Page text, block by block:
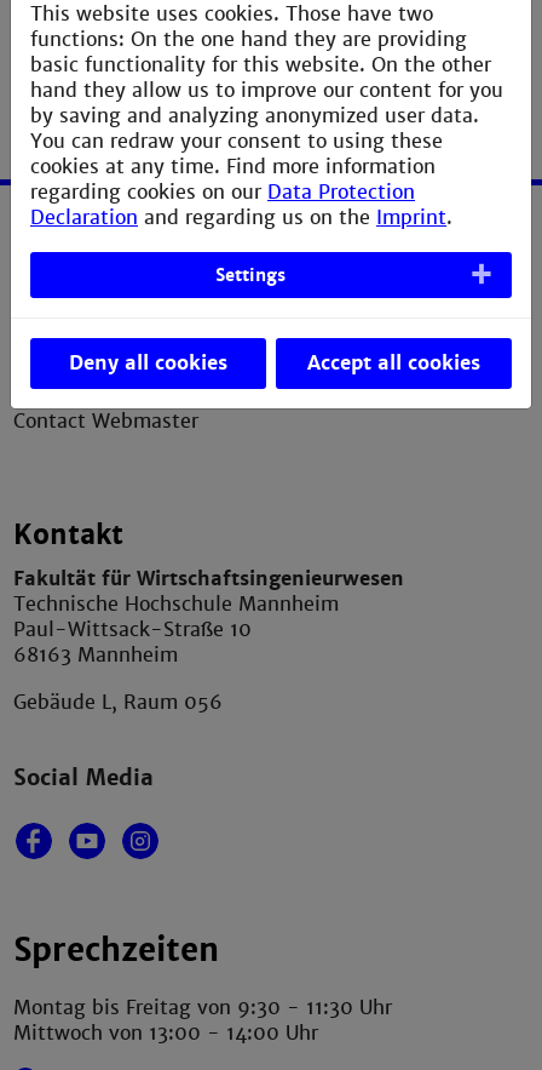
Imprint
Erklärung zur Barrierefreiheit
Datenschutzerklärung
Contact Webmaster
Kontakt
Fakultät für Wirtschaftsingenieurwesen
Technische Hochschule Mannheim
Paul-Wittsack-Straße 10
68163 Mannheim
Gebäude L, Raum 056
Social Media
Sprechzeiten
Montag bis Freitag von 9:30 - 11:30 Uhr
Mittwoch von 13:00 - 14:00 Uhr
This website uses cookies. Those have two
functions: On the one hand they are providing
basic functionality for this website. On the other
hand they allow us to improve our content for you
by saving and analyzing anonymized user data.
You can redraw your consent to using these
cookies at any time. Find more information
regarding cookies on our Data Protection
Declaration and regarding us on the Imprint.
Settings
Deny all cookies Accept all cookies